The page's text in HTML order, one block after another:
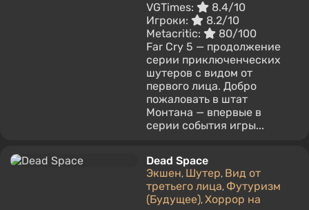
VGTimes:
8.4/10
Игроки:
8.2/10
Metacritic:
80/100
Far Cry 5 — продолжение
серии приключенческих
шутеров с видом от
первого лица. Добро
пожаловать в штат
Монтана — впервые в
серии события игры...
Dead Space
Экшен, Шутер, Вид от
третьего лица, Футуризм
(Будущее), Хоррор на